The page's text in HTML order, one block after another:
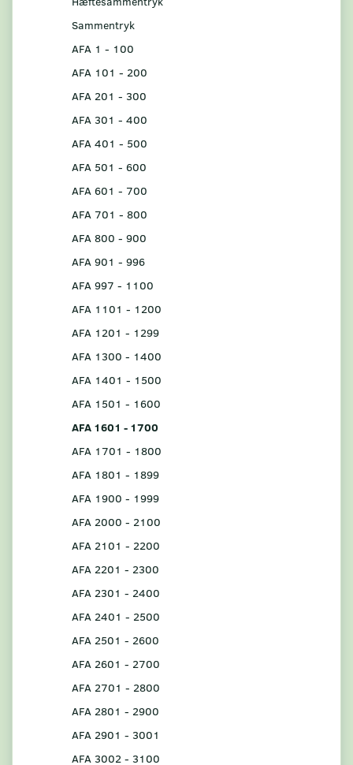
Sammentryk
AFA 1 - 100
AFA 101 - 200
AFA 201 - 300
AFA 301 - 400
AFA 401 - 500
AFA 501 - 600
AFA 601 - 700
AFA 701 - 800
AFA 800 - 900
AFA 901 - 996
AFA 997 - 1100
AFA 1101 - 1200
AFA 1201 - 1299
AFA 1300 - 1400
AFA 1401 - 1500
AFA 1501 - 1600
AFA 1601 - 1700
AFA 1701 - 1800
AFA 1801 - 1899
AFA 1900 - 1999
AFA 2000 - 2100
AFA 2101 - 2200
AFA 2201 - 2300
AFA 2301 - 2400
AFA 2401 - 2500
AFA 2501 - 2600
AFA 2601 - 2700
AFA 2701 - 2800
AFA 2801 - 2900
AFA 2901 - 3001
AFA 3002 - 3100